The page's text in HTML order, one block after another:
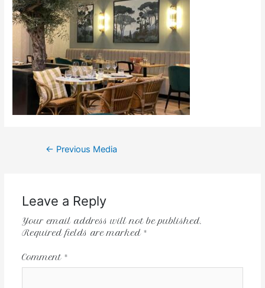
← Previous Media
Leave a Reply
Your email address will not be published.
Required fields are marked *
Comment *